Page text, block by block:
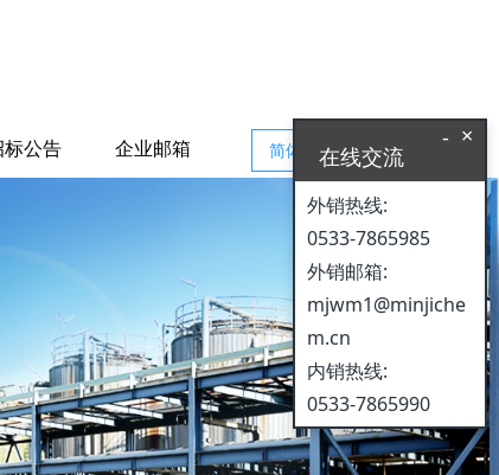
标公告 企业邮箱 简体中文
×
-
在线交流
外销热线:
0533-7865985
外销邮箱:
mjwm1@minjiche
m.cn
内销热线:
0533-7865990